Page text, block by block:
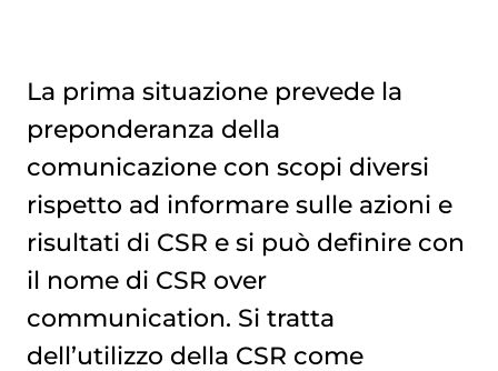
La prima situazione prevede la
preponderanza della
comunicazione con scopi diversi
rispetto ad informare sulle azioni e
risultati di CSR e si può definire con
il nome di CSR over
communication. Si tratta
dell’utilizzo della CSR come